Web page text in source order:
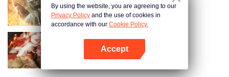
長生界
玉奴嬌
By using the website, you are agreeing to our
Privacy Policy and the use of cookies in
accordance with our Cookie Policy.
Accept